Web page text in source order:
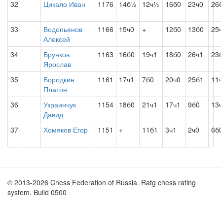
32 Цикало Иван 1176 14б½ 12ч½ 16б0 23ч0
33
Водопьянов
Алексей
1166 15ч0 + 12б0 13б0
34
Брунков
Ярослав
1163 16б0 19ч1 18б0 26ч1
35
Бородкин
Платон
1161 17ч1 7б0 20ч0 25б1
36
Украинчук
Давид
1154 18б0 21ч1 17ч1 9б0
37 Хомяков Егор 1151 + 11б1 3ч1 2ч0
© 2013-2026 Chess Federation of Russia. Ratg chess rating
system. Build 0500